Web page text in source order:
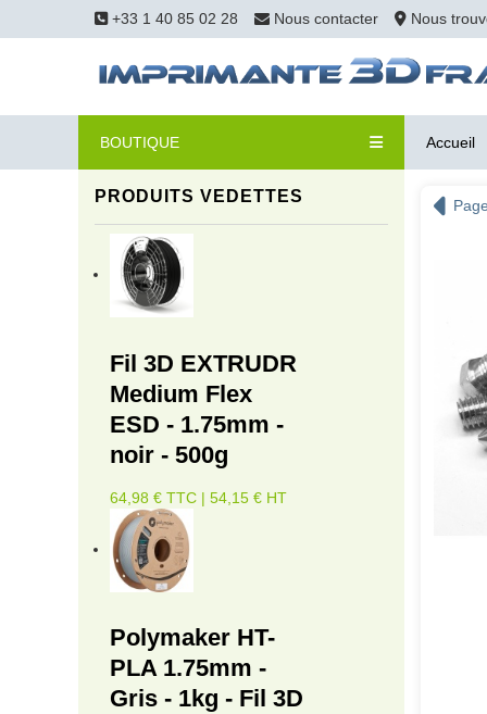
+33 1 40 85 02 28 Nous contacter Nous
BOUTIQUE Accueil
PRODUITS VEDETTES
Fil 3D EXTRUDR
Medium Flex
ESD - 1.75mm -
noir - 500g
64,98 € TTC | 54,15 € HT
Polymaker HT-
PLA 1.75mm -
Gris - 1kg - Fil 3D